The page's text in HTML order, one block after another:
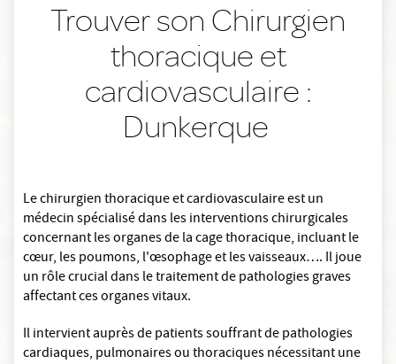
Trouver son Chirurgien
thoracique et
cardiovasculaire :
Dunkerque
Le chirurgien thoracique et cardiovasculaire est un
médecin spécialisé dans les interventions chirurgicales
concernant les organes de la cage thoracique, incluant le
cœur, les poumons, l'œsophage et les vaisseaux…. Il joue
un rôle crucial dans le traitement de pathologies graves
affectant ces organes vitaux.
Il intervient auprès de patients souffrant de pathologies
cardiaques, pulmonaires ou thoraciques nécessitant une